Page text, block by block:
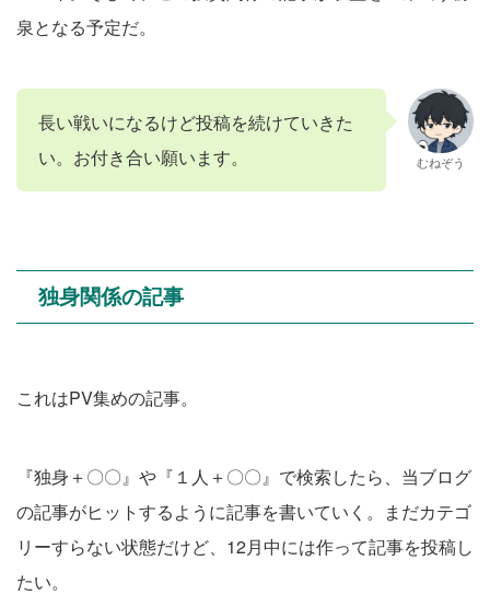
泉となる予定だ。
長い戦いになるけど投稿を続けていきた
い。お付き合い願います。
むねぞう
独身関係の記事
これはPV集めの記事。
『独身＋〇〇』や『１人＋〇〇』で検索したら、当ブログ
の記事がヒットするように記事を書いていく。まだカテゴ
リーすらない状態だけど、12月中には作って記事を投稿し
たい。